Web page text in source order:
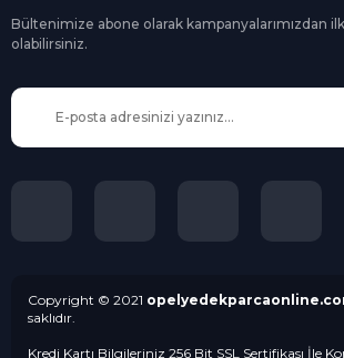
Bültenimize abone olarak kampanyalarımızdan
olabilirsiniz.
Copyright © 2021
saklıdır.
Kredi Kartı Bilgileriniz 256 Bit SSL Sertifikası İle